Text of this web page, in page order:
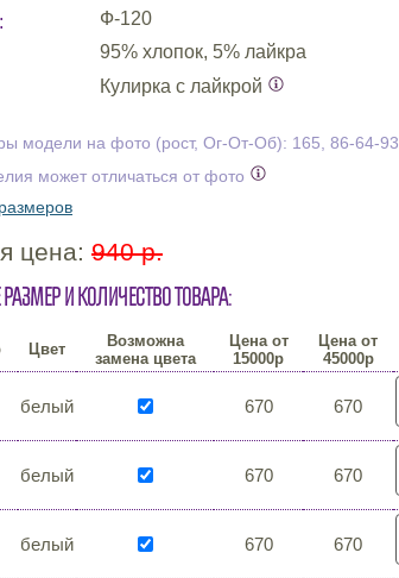
Ф-120
95% хлопок, 5% лайкра
Кулирка с лайкрой
модели на фото (рост, Ог-От-Об): 165, 86-64-93
может отличаться от фото
цена: 940 р.
размер и количество товара:
Цвет
Возможна
замена цвета
Цена от
15000р
Цена от
45000р
белый 670 670
белый 670 670
белый 670 670